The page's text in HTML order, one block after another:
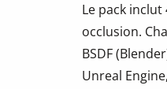
Le pack
occlusion.
BSDF
Unreal